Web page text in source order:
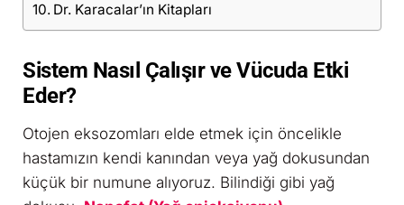
Dr. Karacalar’ın Kitapları
Sistem Nasıl Çalışır ve Vücuda Etki
Eder?
Otojen eksozomları elde etmek için öncelikle
hastamızın kendi kanından veya yağ dokusundan
küçük bir numune alıyoruz. Bilindiği gibi yağ